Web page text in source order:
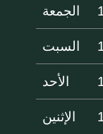
الجمعة
السبت
الأحد
الإثنين